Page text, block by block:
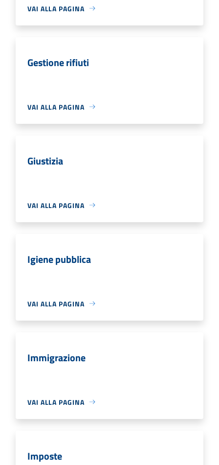
VAI ALLA PAGINA
Gestione rifiuti
VAI ALLA PAGINA
Giustizia
VAI ALLA PAGINA
Igiene pubblica
VAI ALLA PAGINA
Immigrazione
VAI ALLA PAGINA
Imposte